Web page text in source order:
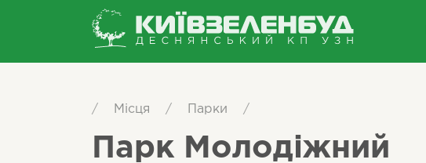
/ Місця / Парки /
Парк Молодіжний